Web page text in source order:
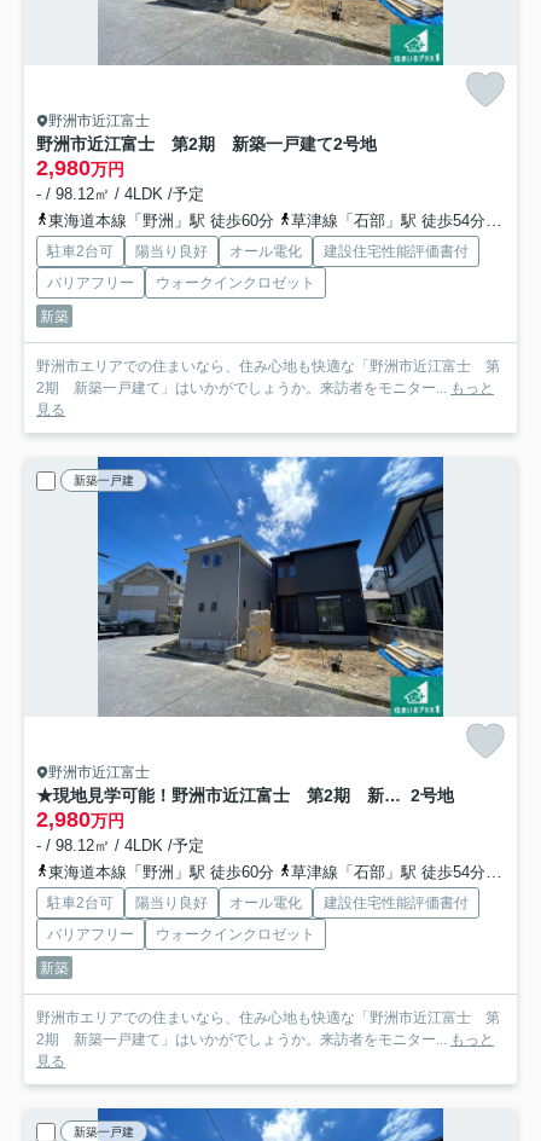
野洲市近江富士
野洲市近江富士 第2期 新築一戸建て2号地
2,980万円
- / 98.12㎡ / 4LDK /予定
東海道本線「野洲」駅 徒歩60分
草津線「石部」駅 徒歩54分
駐車2台可 陽当り良好 オール電化
建設住宅性能評価書付
バリアフリー
ウォークインクロゼット
新築
野洲市エリアでの住まいなら、住み心地も快適な「野洲市近江富士 第
2期 新築一戸建て」はいかがでしょうか。来訪者をモニター...
もっと
見る
新築一戸建
野洲市近江富士
★現地見学可能！野洲市近江富士 第2期 新築一戸建て 2号地
2,980万円
- / 98.12㎡ / 4LDK /予定
東海道本線「野洲」駅 徒歩60分
草津線「石部」駅 徒歩54分
駐車2台可 陽当り良好 オール電化
建設住宅性能評価書付
バリアフリー
ウォークインクロゼット
新築
野洲市エリアでの住まいなら、住み心地も快適な「野洲市近江富士 第
2期 新築一戸建て」はいかがでしょうか。来訪者をモニター...
もっと
見る
新築一戸建